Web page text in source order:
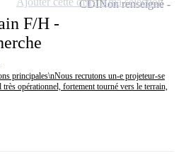
F/H -
principales\nNous recrutons un-e projeteur-se
opérationnel, fortement tourné vers le terrain,
CDINon renseigné